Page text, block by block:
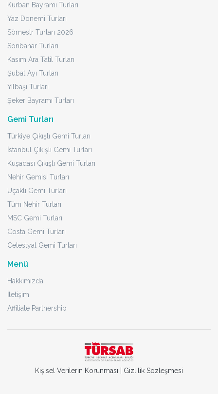
Kurban Bayramı Turları
Yaz Dönemi Turları
Sömestr Turları 2026
Sonbahar Turları
Kasım Ara Tatil Turları
Şubat Ayı Turları
Yılbaşı Turları
Şeker Bayramı Turları
Gemi Turları
Türkiye Çıkışlı Gemi Turları
İstanbul Çıkışlı Gemi Turları
Kuşadası Çıkışlı Gemi Turları
Nehir Gemisi Turları
Uçaklı Gemi Turları
Tüm Nehir Turları
MSC Gemi Turları
Costa Gemi Turları
Celestyal Gemi Turları
Menü
Hakkımızda
İletişim
Affiliate Partnership
Kişisel Verilerin Korunması Gizlilik Sözleşmesi